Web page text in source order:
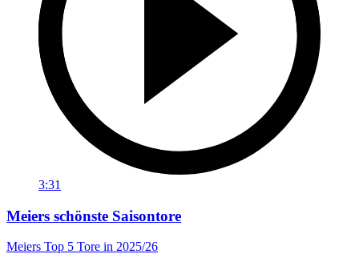
3:31
Meiers schönste Saisontore
Meiers Top 5 Tore in 2025/26